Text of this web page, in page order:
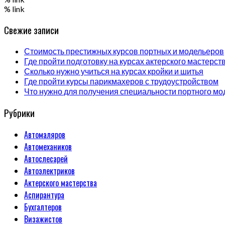
% link
Свежие записи
Стоимость престижных курсов портных и модельеров
Где пройти подготовку на курсах актерского
Сколько нужно учиться на курсах кройки и шитья
Где пройти курсы парикмахеров с трудоустройством
Что нужно для получения специальности портного
Рубрики
Автомаляров
Автомехаников
Автослесарей
Автоэлектриков
Актерского мастерства
Аспирантура
Бухгалтеров
Визажистов